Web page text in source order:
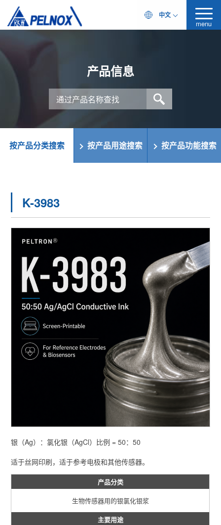
中文
menu
产品信息
按产品分类搜索 按产品用途搜索 按产品功能搜索
K-3983
银（Ag）：氯化银（AgCl）比例 = 50：50
适于丝网印刷，适于参考电极和其他传感器。
产品分类
生物传感器用的银氯化银浆
主要用途